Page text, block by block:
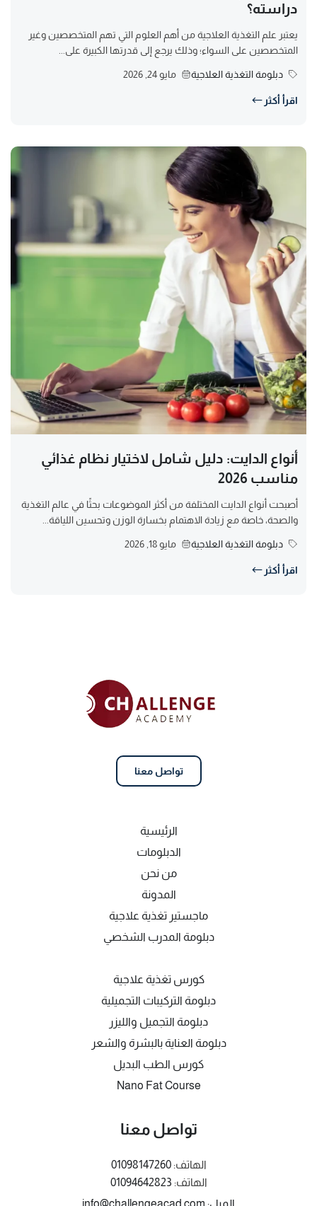
دراسته؟
يعتبر علم التغذية العلاجية من أهم العلوم التي تهم المتخصصين وغير
المتخصصين على السواء؛ وذلك يرجع إلى قدرتها الكبيرة على...
دبلومة التغذية العلاجية مايو 24, 2026
اقرأ أكثر
أنواع الدايت: دليل شامل لاختيار نظام غذائي
مناسب 2026
أصبحت أنواع الدايت المختلفة من أكثر الموضوعات بحثًا في عالم التغذية
والصحة، خاصة مع زيادة الاهتمام بخسارة الوزن وتحسين اللياقة...
دبلومة التغذية العلاجية مايو 18, 2026
اقرأ أكثر
تواصل معنا
الرئيسية
الدبلومات
من نحن
المدونة
ماجستير تغذية علاجية
دبلومة المدرب الشخصي
كورس تغذية علاجية
دبلومة التركيبات التجميلية
دبلومة التجميل والليزر
دبلومة العناية بالبشرة والشعر
كورس الطب البديل
Nano Fat Course
تواصل معنا
الهاتف:01098147260
الهاتف: 01094642823